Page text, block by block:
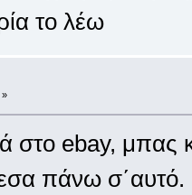
το λέω
»
στο ebay, μπας
πάνω σ΄αυτό.